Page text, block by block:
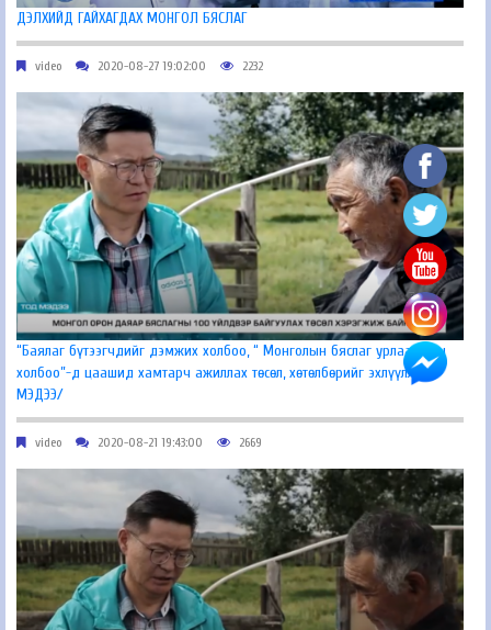
ДЭЛХИЙД ГАЙХАГДАХ МОНГОЛ БЯСЛАГ
video 2020-08-27 19:02:00 2232
“Баялаг бүтээгчдийг дэмжих холбоо, “ Монголын бяслаг урлаачдын
холбоо”-д цаашид хамтарч ажиллах төсөл, хөтөлбөрийг эхлүүллээ /
МЭДЭЭ/
video 2020-08-21 19:43:00 2669